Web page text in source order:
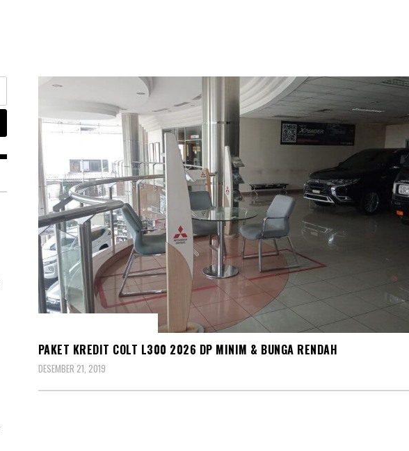
PAKET KREDIT COLT L300 2026 DP MINIM & BUNGA RENDAH
DESEMBER 21, 2019